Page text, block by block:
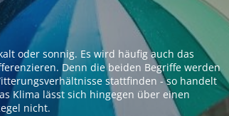
oder sonnig. Es wird häufig auch das
Denn die beiden Begriffe werden
stattfinden - so handelt
Klima lässt sich hingegen über einen
nicht.